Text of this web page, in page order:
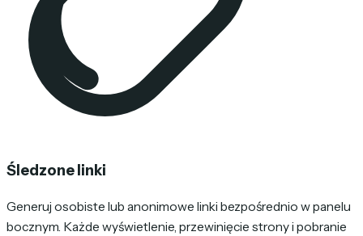
Śledzone linki
Generuj osobiste lub anonimowe linki bezpośrednio w panelu
bocznym. Każde wyświetlenie, przewinięcie strony i pobranie